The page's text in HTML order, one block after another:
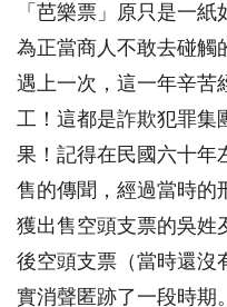
「芭樂票」原只是一
為正當商人不敢去碰觸
遇上一次，這一年辛苦
工！這都是詐欺犯罪集
果！記得在民國六十年
售的傳聞，經過當時的
獲出售空頭支票的吳姓
後空頭支票（當時還沒
實消聲匿跡了一段時期